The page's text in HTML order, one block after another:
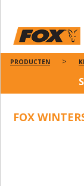
PRODUCTEN
FOX